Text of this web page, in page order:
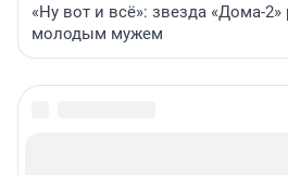
«Ну вот и всё»: звезда «Дома-2»
молодым мужем